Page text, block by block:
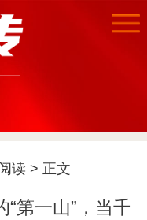
读 > 正文
第一山”，当千